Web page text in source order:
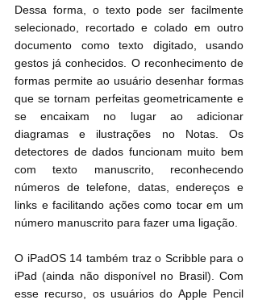
Dessa forma, o texto pode ser facilmente
selecionado, recortado e colado em outro
documento como texto digitado, usando
gestos já conhecidos. O reconhecimento de
formas permite ao usuário desenhar formas
que se tornam perfeitas geometricamente e
se encaixam no lugar ao adicionar
diagramas e ilustrações no Notas. Os
detectores de dados funcionam muito bem
com texto manuscrito, reconhecendo
números de telefone, datas, endereços e
links e facilitando ações como tocar em um
número manuscrito para fazer uma ligação.
O iPadOS 14 também traz o Scribble para o
iPad (ainda não disponível no Brasil). Com
esse recurso, os usuários do Apple Pencil